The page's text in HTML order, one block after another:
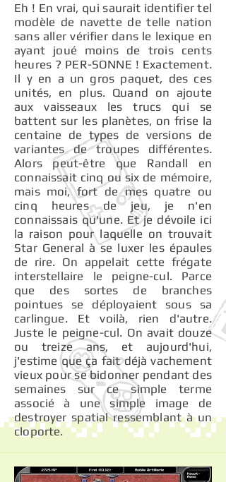
Eh ! En vrai, qui saurait identifier tel
modèle de navette de telle nation
sans aller vérifier dans le lexique en
ayant joué moins de trois cents
heures ? PER-SONNE ! Exactement.
Il y en a un gros paquet, des ces
unités, en plus. Quand on ajoute
aux vaisseaux les trucs qui se
battent sur les planètes, on frise la
centaine de types de versions de
variantes de troupes différentes.
Alors peut-être que Randall en
connaissait cinq ou six de mémoire,
mais moi, fort de mes quatre ou
cinq heures de jeu, je n'en
connaissais qu'une. Et je dévoile ici
la raison pour laquelle on trouvait
Star General à se luxer les épaules
de rire. On appelait cette frégate
interstellaire le peigne-cul. Parce
que des sortes de branches
pointues se déployaient sous sa
carlingue. Et voilà, rien d'autre.
Juste le peigne-cul. On avait douze
ou treize ans, et aujourd'hui,
j'estime que ça fait déjà vachement
vieux pour se bidonner pendant des
semaines sur ce simple terme
associé à une simple image de
destroyer spatial ressemblant à un
cloporte.